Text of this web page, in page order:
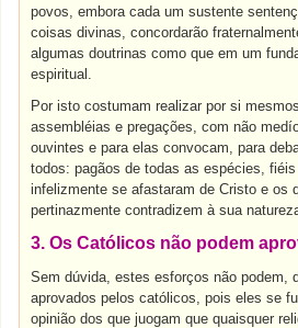
povos, embora cada um sustente
coisas divinas, concordarão
algumas doutrinas como que em um
espiritual.
Por isto costumam realizar por si
assembléias e pregações, com não
ouvintes e para elas convocam, para
todos: pagãos de todas as espécies,
infelizmente se afastaram de Cristo e os
pertinazmente contradizem à sua
3. Os Católicos não podem
Sem dúvida, estes esforços não podem,
aprovados pelos católicos, pois eles se
opinião dos que juogam que quaisquer